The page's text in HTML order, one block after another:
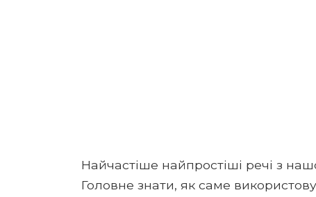
Найчастіше найпростіші речі з
Головне знати, як саме